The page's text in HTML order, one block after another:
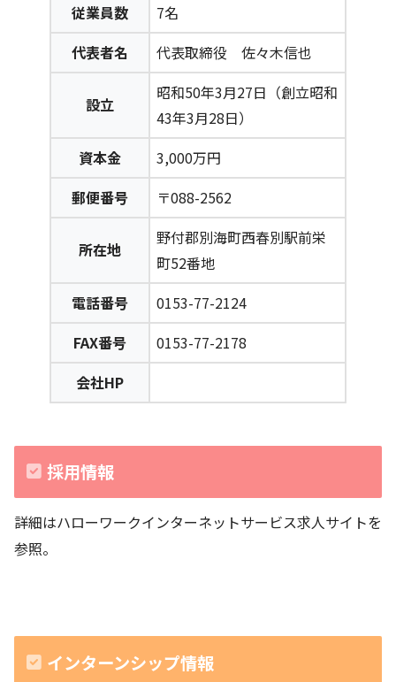
従業員数
7名
代表者名
代表取締役 佐々木信也
設立
昭和50年3月27日（創立昭和
43年3月28日）
資本金
3,000万円
郵便番号
〒088-2562
所在地
野付郡別海町西春別駅前栄
町52番地
電話番号
0153-77-2124
FAX番号
0153-77-2178
会社HP
採用情報
詳細はハローワークインターネットサービス求人サイトを
参照。
インターンシップ情報